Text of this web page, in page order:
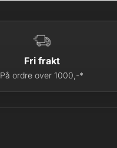
Fri frakt
På ordre over 1000,-*